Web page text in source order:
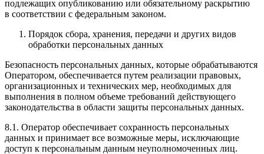
подлежащих опубликованию или обязательному раскрытию
в соответствии с федеральным законом.
Порядок сбора, хранения, передачи и других видов
обработки персональных данных
Безопасность персональных данных, которые обрабатываются
Оператором, обеспечивается путем реализации правовых,
организационных и технических мер, необходимых для
выполнения в полном объеме требований действующего
законодательства в области защиты персональных данных.
8.1. Оператор обеспечивает сохранность персональных
данных и принимает все возможные меры, исключающие
доступ к персональным данным неуполномоченных лиц.